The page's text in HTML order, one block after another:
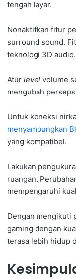
tengah layar.
Nonaktifkan fitur
surround sound.
teknologi 3D audio.
Atur level volume
mengubah
Untuk koneksi
menyambungkan
yang kompatibel.
Lakukan
ruangan.
mempengaruhi
Dengan mengikuti
gaming dengan
terasa lebih hidup